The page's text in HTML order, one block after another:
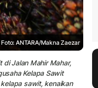
Foto: ANTARA/Makna Zaezar
Jalan Mahir Mahar,
Kelapa Sawit
sawit, kenaikan